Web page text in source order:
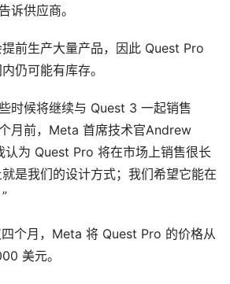
诉供应商。
前生产大量产品，因此 Quest Pro
仍可能有库存。
时候将继续与 Quest 3 一起销售
月前，Meta 首席技术官Andrew
为 Quest Pro 将在市场上销售很长
是我们的设计方式；我们希望它能在
”
个月，Meta 将 Quest Pro 的价格从
美元。